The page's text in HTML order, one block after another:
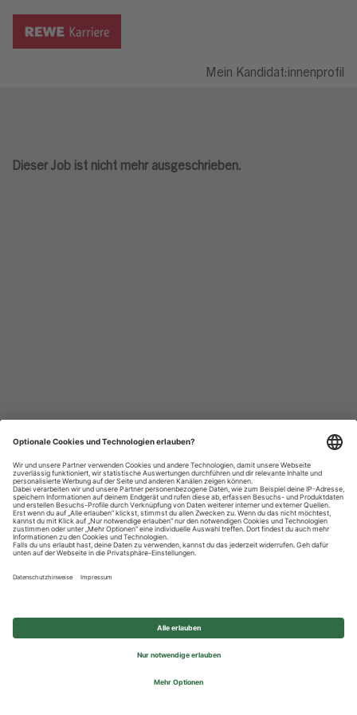
Mein Kandidat:innenprofil
Dieser Job ist nicht mehr ausgeschrieben.
Datenschutzhinweise
Impressum
Privatsphäre-Einstellungen
© 2026 REWE Group - All rights reserved